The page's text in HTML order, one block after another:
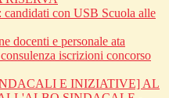
candidati con USB Scuola alle
docenti e personale ata
iscrizioni concorso
E INIZIATIVE] AL